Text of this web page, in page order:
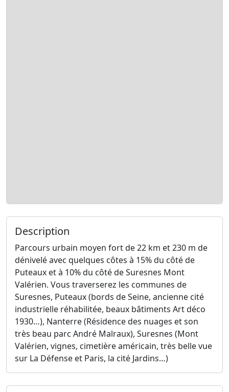
Description
Parcours urbain moyen fort de 22 km et 230 m de
dénivelé avec quelques côtes à 15% du côté de
Puteaux et à 10% du côté de Suresnes Mont
Valérien. Vous traverserez les communes de
Suresnes, Puteaux (bords de Seine, ancienne cité
industrielle réhabilitée, beaux bâtiments Art déco
1930…), Nanterre (Résidence des nuages et son
très beau parc André Malraux), Suresnes (Mont
Valérien, vignes, cimetière américain, très belle vue
sur La Défense et Paris, la cité Jardins…)